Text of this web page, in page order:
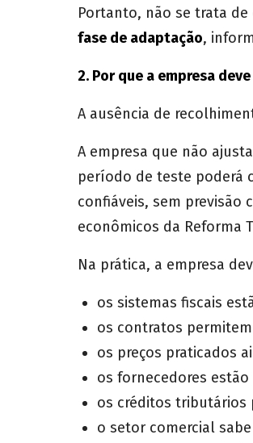
Portanto, não se trata
fase de adaptação,
2. Por que a empresa
A ausência de
A empresa que não
período de teste poderá
confiáveis, sem previsão
econômicos da Reforma
Na prática, a empresa
os sistemas fiscais
os contratos
os preços praticados
os fornecedores
os créditos tributários
o setor comercial